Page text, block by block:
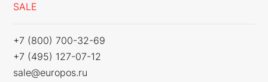
SALE
+7 (800) 700-32-69
+7 (495) 127-07-12
sale@europos.ru